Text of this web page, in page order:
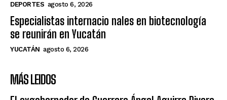
DEPORTES agosto 6, 2026
Especialistas internacio nales en biotecnología
se reunirán en Yucatán
YUCATÁN agosto 6, 2026
MÁS LEIDOS